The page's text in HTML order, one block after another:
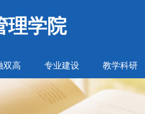
理学院
双高 专业建设 教学科研